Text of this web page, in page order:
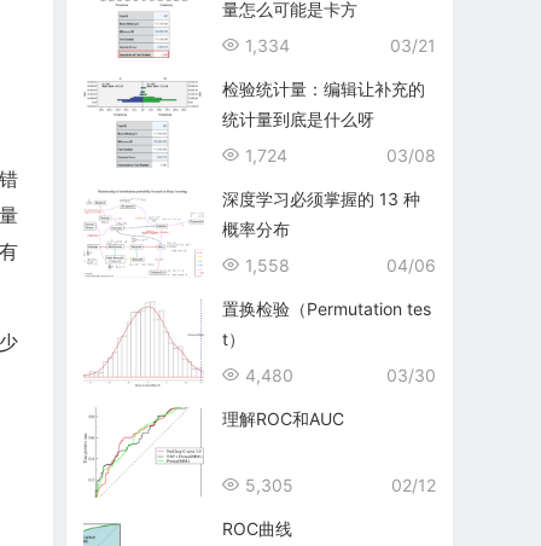
量怎么可能是卡方
03/21
1,334
检验统计量：编辑让补充的
统计量到底是什么呀
03/08
1,724
深度学习必须掌握的 13 种
概率分布
04/06
1,558
置换检验（Permutation tes
t）
03/30
4,480
理解ROC和AUC
02/12
5,305
ROC曲线